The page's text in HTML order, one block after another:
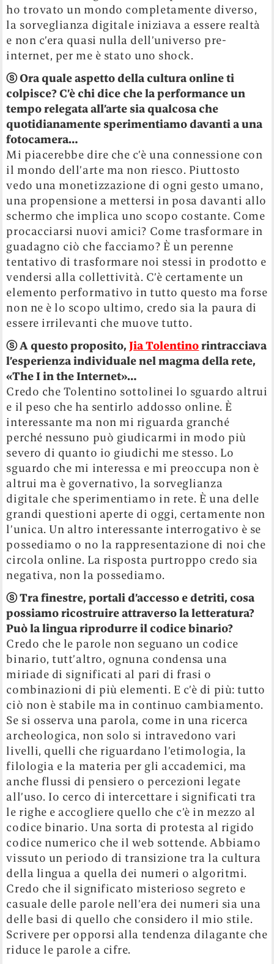
ho trovato un mondo completamente diverso,
la sorveglianza digitale iniziava a essere realtà
e non c’era quasi nulla dell’universo pre-
internet, per me è stato uno shock.
ⓢOra quale aspetto della cultura online ti
colpisce? C’è chi dice che la performance un
tempo relegata all’arte sia qualcosa che
quotidianamente sperimentiamo davanti a una
fotocamera…
Mi piacerebbe dire che c’è una connessione con
il mondo dell’arte ma non riesco. Piuttosto
vedo una monetizzazione di ogni gesto umano,
una propensione a mettersi in posa davanti allo
schermo che implica uno scopo costante. Come
procacciarsi nuovi amici? Come trasformare in
guadagno ciò che facciamo? È un perenne
tentativo di trasformare noi stessi in prodotto e
vendersi alla collettività. C’è certamente un
elemento performativo in tutto questo ma forse
non ne è lo scopo ultimo, credo sia la paura di
essere irrilevanti che muove tutto.
ⓢA questo proposito,Jia Tolentinorintracciava
l’esperienza individuale nel magma della rete,
«The I in the Internet»…
Credo che Tolentino sottolinei lo sguardo altrui
e il peso che ha sentirlo addosso online. È
interessante ma non mi riguarda granché
perché nessuno può giudicarmi in modo più
severo di quanto io giudichi me stesso. Lo
sguardo che mi interessa e mi preoccupa non è
altrui ma è governativo, la sorveglianza
digitale che sperimentiamo in rete. È una delle
grandi questioni aperte di oggi, certamente non
l’unica. Un altro interessante interrogativo è se
possediamo o no la rappresentazione di noi che
circola online. La risposta purtroppo credo sia
negativa, non la possediamo.
ⓢTra finestre, portali d’accesso e detriti, cosa
possiamo ricostruire attraverso la letteratura?
Può la lingua riprodurre il codice binario?
Credo che le parole non seguano un codice
binario, tutt’altro, ognuna condensa una
miriade di significati al pari di frasi o
combinazioni di più elementi. E c’è di più: tutto
ciò non è stabile ma in continuo cambiamento.
Se si osserva una parola, come in una ricerca
archeologica, non solo si intravedono vari
livelli, quelli che riguardano l’etimologia, la
filologia e la materia per gli accademici, ma
anche flussi di pensiero o percezioni legate
all’uso. Io cerco di intercettare i significati tra
le righe e accogliere quello che c’è in mezzo al
codice binario. Una sorta di protesta al rigido
codice numerico che il web sottende. Abbiamo
vissuto un periodo di transizione tra la cultura
della lingua a quella dei numeri o algoritmi.
Credo che il significato misterioso segreto e
casuale delle parole nell’era dei numeri sia una
delle basi di quello che considero il mio stile.
Scrivere per opporsi alla tendenza dilagante che
riduce le parole a cifre.